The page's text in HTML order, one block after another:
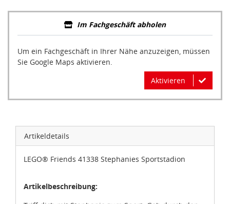
Im Fachgeschäft abholen
Um ein Fachgeschäft in Ihrer Nähe anzuzeigen, müssen
Sie Google Maps aktivieren.
Aktivieren
Artikeldetails
LEGO® Friends 41338 Stephanies Sportstadion
Artikelbeschreibung: